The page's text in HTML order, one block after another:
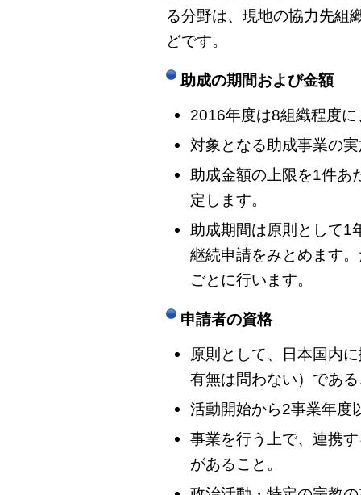
る分野は、現地の協力先組
どです。
助成の期間および金額
2016年度は8組織程度
対象となる助成事業の
助成金額の上限を1件あ
定します。
助成期間は原則として1
継続申請をみとめます
ごとに行います。
申請者の資格
原則として、日本国内
有無は問わない）であ
活動開始から2事業年度
事業を行う上で、連携
があること。